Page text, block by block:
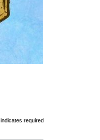
indicates required